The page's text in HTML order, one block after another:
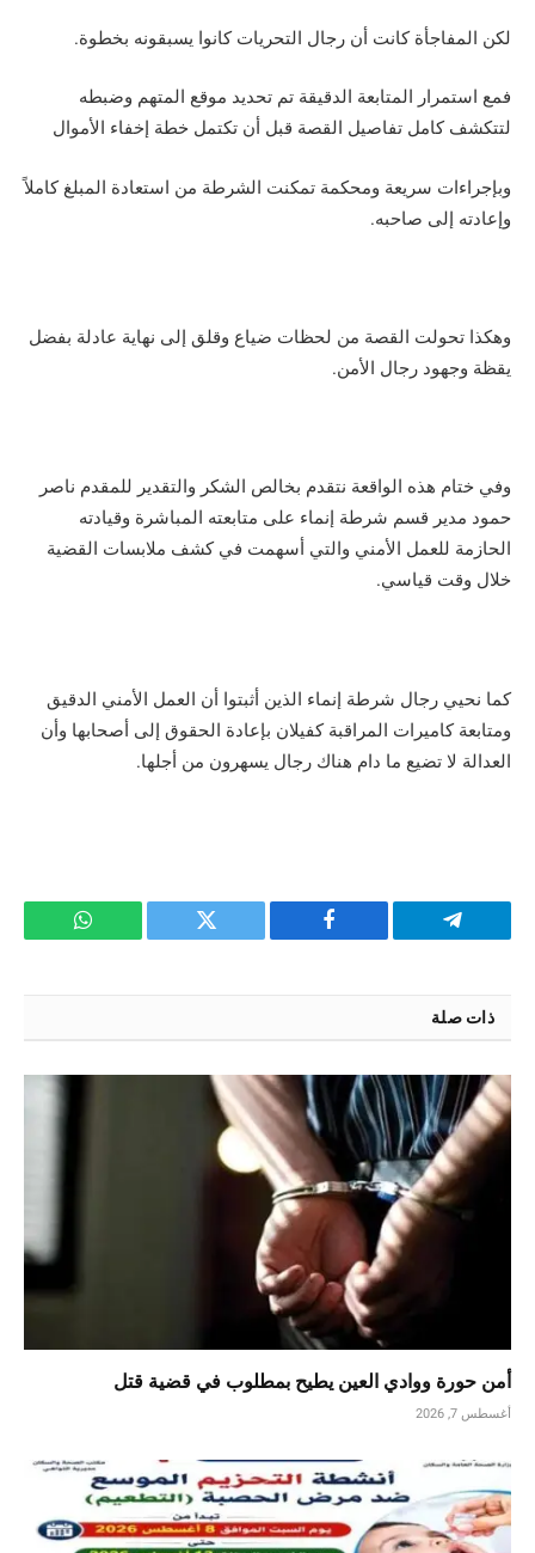
لكن المفاجأة كانت أن رجال التحريات كانوا يسبقونه بخطوة.
فمع استمرار المتابعة الدقيقة تم تحديد موقع المتهم وضبطه
لتتكشف كامل تفاصيل القصة قبل أن تكتمل خطة إخفاء الأموال
وبإجراءات سريعة ومحكمة تمكنت الشرطة من استعادة المبلغ كاملاً
وإعادته إلى صاحبه.
وهكذا تحولت القصة من لحظات ضياع وقلق إلى نهاية عادلة بفضل
يقظة وجهود رجال الأمن.
وفي ختام هذه الواقعة نتقدم بخالص الشكر والتقدير للمقدم ناصر
حمود مدير قسم شرطة إنماء على متابعته المباشرة وقيادته
الحازمة للعمل الأمني والتي أسهمت في كشف ملابسات القضية
خلال وقت قياسي.
كما نحيي رجال شرطة إنماء الذين أثبتوا أن العمل الأمني الدقيق
ومتابعة كاميرات المراقبة كفيلان بإعادة الحقوق إلى أصحابها وأن
العدالة لا تضيع ما دام هناك رجال يسهرون من أجلها.
تيلقرام فيسبوك تويتر واتساب
ذات صلة
أمن حورة ووادي العين يطيح بمطلوب في قضية قتل
أغسطس 7, 2026